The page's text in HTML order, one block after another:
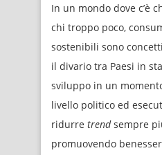
In un mondo dove c’è
chi troppo poco,
sostenibili sono
il divario tra Paesi in
sviluppo in un
livello politico ed
ridurre trendsempre
promuovendo